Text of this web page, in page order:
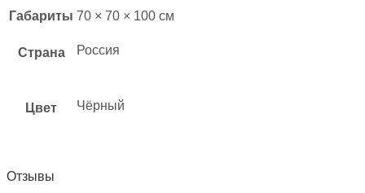
Габариты 70 × 70 × 100 см
Страна Россия
Цвет Чёрный
Отзывы